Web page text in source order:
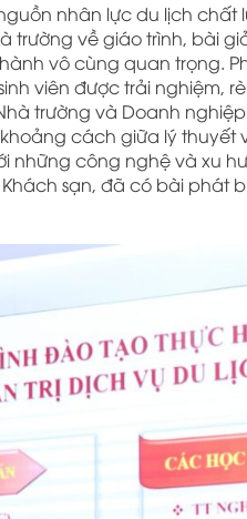
nhân lực du lịch
trường về giáo trình, bài
vô cùng quan trọng.
viên được trải nghiệm,
trường và Doanh
cách giữa lý thuyết
công nghệ và xu
sạn, đã có bài